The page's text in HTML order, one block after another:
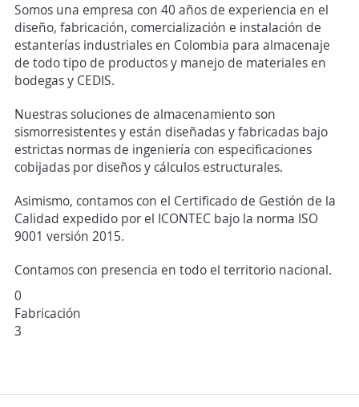
Somos una empresa con 40 años de experiencia en el
diseño, fabricación, comercialización e instalación de
estanterías industriales en Colombia para almacenaje
de todo tipo de productos y manejo de materiales en
bodegas y CEDIS.
Nuestras soluciones de almacenamiento son
sismorresistentes y están diseñadas y fabricadas bajo
estrictas normas de ingeniería con especificaciones
cobijadas por diseños y cálculos estructurales.
Asimismo, contamos con el Certificado de Gestión de la
Calidad expedido por el ICONTEC bajo la norma ISO
9001 versión 2015.
Contamos con presencia en todo el territorio nacional.
0
Fabricación
3